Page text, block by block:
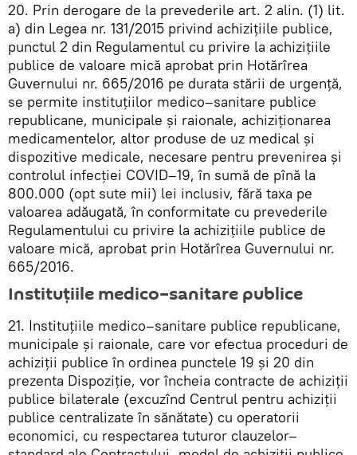
20. Prin derogare de la prevederile art. 2 alin. (1) lit.
a) din Legea nr. 131/2015 privind achizițiile publice,
punctul 2 din Regulamentul cu privire la achizițiile
publice de valoare mică aprobat prin Hotărîrea
Guvernului nr. 665/2016 pe durata stării de urgență,
se permite instituțiilor medico–sanitare publice
republicane, municipale și raionale, achiziționarea
medicamentelor, altor produse de uz medical și
dispozitive medicale, necesare pentru prevenirea și
controlul infecției COVID–19, în sumă de pînă la
800.000 (opt sute mii) lei inclusiv, fără taxa pe
valoarea adăugată, în conformitate cu prevederile
Regulamentului cu privire la achizițiile publice de
valoare mică, aprobat prin Hotărîrea Guvernului nr.
665/2016.
Instituțiile medico–sanitare publice
21. Instituțiile medico–sanitare publice republicane,
municipale și raionale, care vor efectua proceduri de
achiziții publice în ordinea punctele 19 și 20 din
prezenta Dispoziție, vor încheia contracte de achiziții
publice bilaterale (excuzînd Centrul pentru achiziții
publice centralizate în sănătate) cu operatorii
economici, cu respectarea tuturor clauzelor–